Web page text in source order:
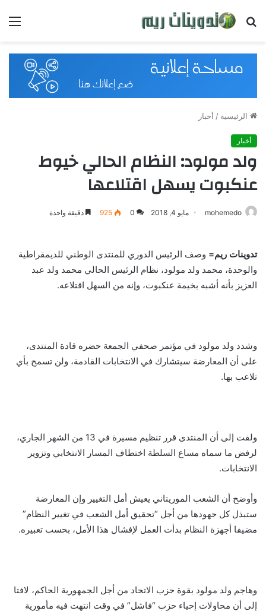
بحث
الرئيسية/أخبار
أخبار
ولد مولود: النظام الحالي خيوط
عنكبوت يسهل اقتلاعها
mohemedo مايو 4, 2018 0
925 دقيقة واحدة
تدوينات ريم=وصف الرئيس الدوري للمنتدى الوطني للديمقراطية
والوحدة، محمد ولد مولود، نظام الرئيس الحالي محمد ولد عبد
العزيز بأنه أشبه بخيمة عنكبوت، وإنه من السهل اقتلاعه.
وشدد ولد مولود في مؤتمر صحفي الجمعة حضره قادة المنتدى،
على أن المعارضة سيتشارك في الانتخابات القادمة، ولن تسمح بأي
تلاعب بها.
ولفت إلى أن المنتدى قرر تنظيم مسيرة في 13 من الشهر الجاري،
لرفض ما سماه مساع السلطة اختطاف المسار الانتخابي وتزوير
الانتخابات.
وأوضح أن الشعب الموريتاني يعيش أمل التغيير وإن المعارضة
ستبذل كل جهودها من أجل “تحقيق أمل الشعب في تغيير النظام”
مضيفا أجهزة النظام بدأت العمل لإفشال هذا الأمل، بحسب تعبيره.
وهاجم ولد مولود بقوة حزب الاتحاد من أجل الجمهورية الحاكم، لافتا
إلى أن محاولات إحياء حزب “فاشل” في وقت انتهت فيه مأمورية